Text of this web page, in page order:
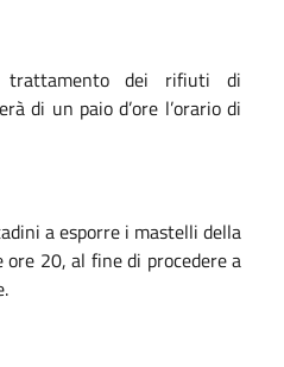
trattamento dei rifiuti di
di un paio d’ore l’orario di
a esporre i mastelli della
20, al fine di procedere a